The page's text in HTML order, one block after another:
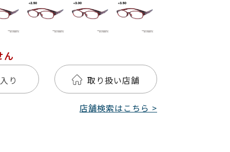
ん
り 取り扱い店舗
店舗検索はこちら >